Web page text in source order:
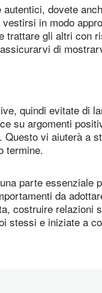
dovete
in modo
trattare gli altri con
di
quindi evitate di
su argomenti
Questo vi aiuterà a
termine.
parte
da
costruire relazioni
stessi e iniziate a